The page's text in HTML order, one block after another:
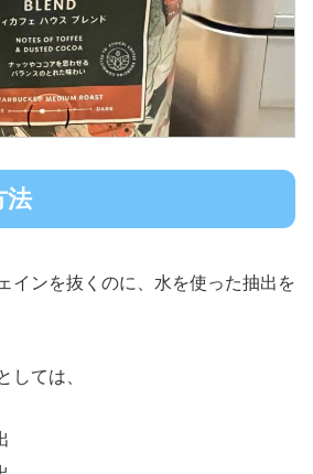
法
インを抜くのに、水を使った抽出を
しては、